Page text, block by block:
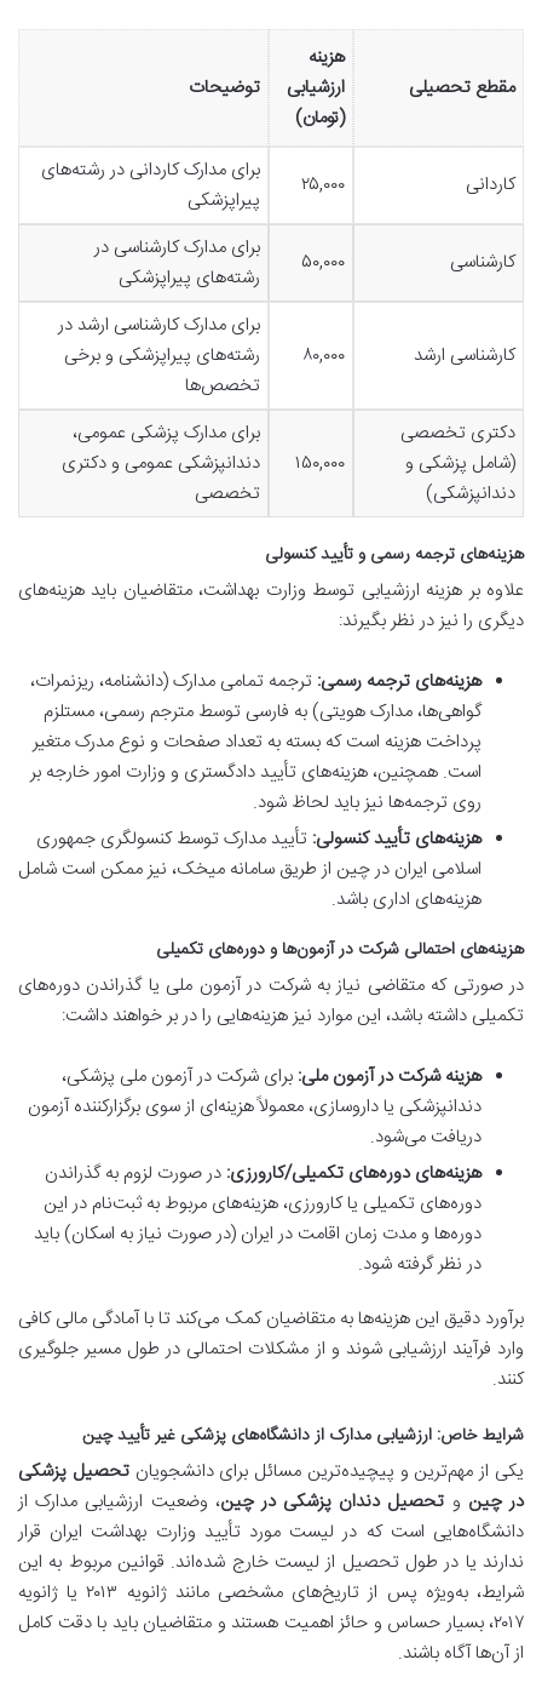
مقطع تحصیلی
هزینه
ارزشیابی
(تومان)
توضیحات
کاردانی ۲۵,۰۰۰
برای مدارک کاردانی در رشته‌های
پیراپزشکی
کارشناسی ۵۰,۰۰۰
برای مدارک کارشناسی در
رشته‌های پیراپزشکی
کارشناسی ارشد ۸۰,۰۰۰
برای مدارک کارشناسی ارشد در
رشته‌های پیراپزشکی و برخی
تخصص‌ها
دکتری تخصصی
(شامل پزشکی و
دندانپزشکی)
۱۵۰,۰۰۰
برای مدارک پزشکی عمومی،
دندانپزشکی عمومی و دکتری
تخصصی
هزینه‌های ترجمه رسمی و تأیید کنسولی
علاوه بر هزینه ارزشیابی توسط وزارت بهداشت، متقاضیان باید هزینه‌های
دیگری را نیز در نظر بگیرند:
هزینه‌های ترجمه رسمی: ترجمه تمامی مدارک (دانشنامه، ریزنمرات،
گواهی‌ها، مدارک هویتی) به فارسی توسط مترجم رسمی، مستلزم
پرداخت هزینه است که بسته به تعداد صفحات و نوع مدرک متغیر
است. همچنین، هزینه‌های تأیید دادگستری و وزارت امور خارجه بر
روی ترجمه‌ها نیز باید لحاظ شود.
هزینه‌های تأیید کنسولی: تأیید مدارک توسط کنسولگری جمهوری
اسلامی ایران در چین از طریق سامانه میخک، نیز ممکن است شامل
هزینه‌های اداری باشد.
هزینه‌های احتمالی شرکت در آزمون‌ها و دوره‌های تکمیلی
در صورتی که متقاضی نیاز به شرکت در آزمون ملی یا گذراندن دوره‌های
تکمیلی داشته باشد، این موارد نیز هزینه‌هایی را در بر خواهند داشت:
هزینه شرکت در آزمون ملی: برای شرکت در آزمون ملی پزشکی،
دندانپزشکی یا داروسازی، معمولاً هزینه‌ای از سوی برگزارکننده آزمون
دریافت می‌شود.
هزینه‌های دوره‌های تکمیلی/کارورزی: در صورت لزوم به گذراندن
دوره‌های تکمیلی یا کارورزی، هزینه‌های مربوط به ثبت‌نام در این
دوره‌ها و مدت زمان اقامت در ایران (در صورت نیاز به اسکان) باید
در نظر گرفته شود.
برآورد دقیق این هزینه‌ها به متقاضیان کمک می‌کند تا با آمادگی مالی کافی
وارد فرآیند ارزشیابی شوند و از مشکلات احتمالی در طول مسیر جلوگیری
کنند.
شرایط خاص: ارزشیابی مدارک از دانشگاه‌های پزشکی غیر تأیید چین
یکی از مهم‌ترین و پیچیده‌ترین مسائل برای دانشجویان تحصیل پزشکی
در چین و تحصیل دندان پزشکی در چین، وضعیت ارزشیابی مدارک از
دانشگاه‌هایی است که در لیست مورد تأیید وزارت بهداشت ایران قرار
ندارند یا در طول تحصیل از لیست خارج شده‌اند. قوانین مربوط به این
شرایط، به‌ویژه پس از تاریخ‌های مشخصی مانند ژانویه ۲۰۱۳ یا ژانویه
۲۰۱۷، بسیار حساس و حائز اهمیت هستند و متقاضیان باید با دقت کامل
از آن‌ها آگاه باشند.